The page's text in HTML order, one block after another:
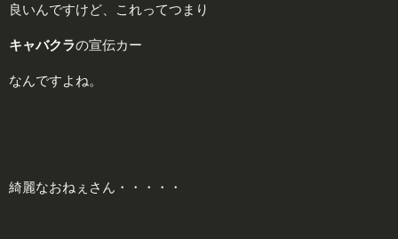
良いんですけど、これってつまり
キャバクラの宣伝カー
なんですよね。
綺麗なおねぇさん・・・・・